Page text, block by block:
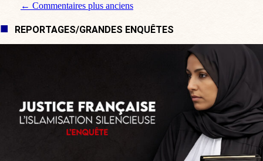
Navigation de commentaire
← Commentaires plus anciens
REPORTAGES/GRANDES ENQUÊTES